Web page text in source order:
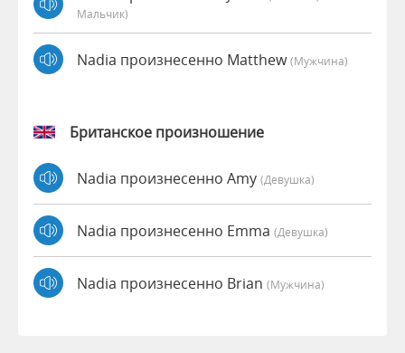
Мальчик)
Nadia произнесенно Matthew(мужчина)
Британское произношение
Nadia произнесенно Amy (девушка)
Nadia произнесенно Emma (девушка)
Nadia произнесенно Brian (мужчина)